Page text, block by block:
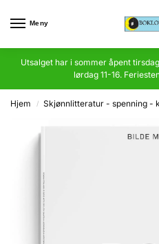
Meny
Utsalget har i sommer åpent
lørdag 11-16.
Hjem / Skjønnlitteratur - spenning -